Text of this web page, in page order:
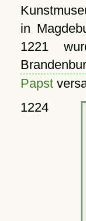
in
1221
Papst
1224